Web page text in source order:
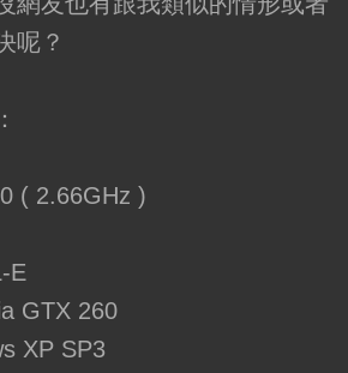
呢？
( 2.66GHz )
E
GTX 260
XP SP3